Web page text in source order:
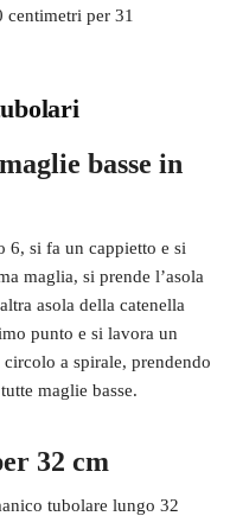
centimetri per 31
basse in
6, si fa un cappietto e si
maglia, si prende l’asola
asola della catenella
punto e si lavora un
a spirale, prendendo
maglie basse.
32 cm
tubolare lungo 32